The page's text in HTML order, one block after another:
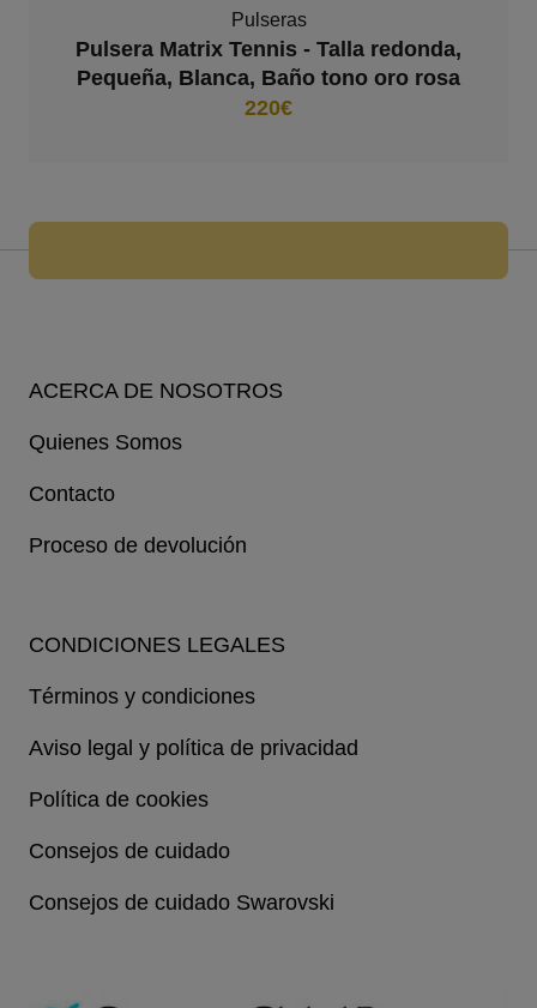
Pulseras
Pulsera Matrix Tennis - Talla redonda,
Pequeña, Blanca, Baño tono oro rosa
220€
ACERCA DE NOSOTROS
Quienes Somos
Contacto
Proceso de devolución
CONDICIONES LEGALES
Términos y condiciones
Aviso legal y política de privacidad
Política de cookies
Consejos de cuidado
Consejos de cuidado Swarovski